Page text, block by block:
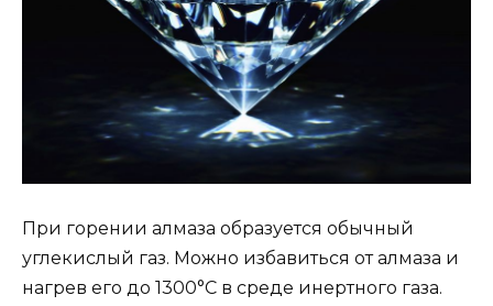
При горении алмаза образуется обычный
углекислый газ. Можно избавиться от алмаза и
нагрев его до 1300°С в среде инертного газа.